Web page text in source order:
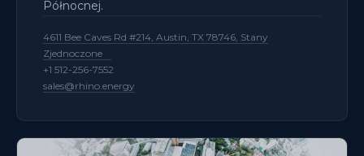
Północnej.
4611 Bee Caves Rd #214, Austin, TX 78746, Stany
Zjednoczone
+1 512-256-7552
sales@rhino.energy